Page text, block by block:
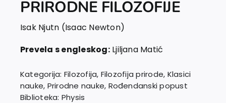
EU PROJEKTI
PRIRODNE FILOZOFIJE
Isak Njutn (Isaac Newton)
Prevela s engleskog:Ljiljana Matić
Kategorija: Filozofija, Filozofija prirode, Klasici
nauke, Prirodne nauke, Rođendanski popust
Biblioteka: Physis